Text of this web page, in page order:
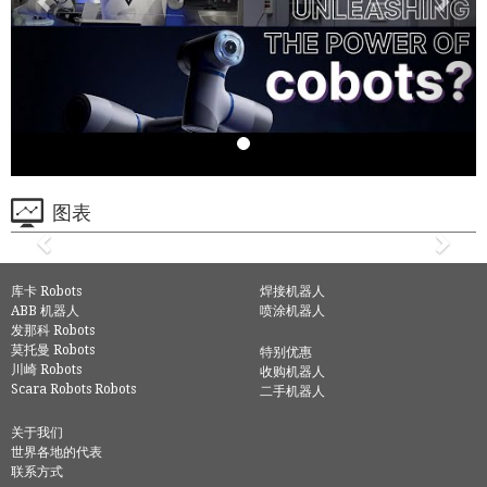
图表
库卡 Robots
ABB 机器人
发那科 Robots
莫托曼 Robots
川崎 Robots
Scara Robots Robots
焊接机器人
喷涂机器人
特别优惠
收购机器人
二手机器人
关于我们
世界各地的代表
联系方式